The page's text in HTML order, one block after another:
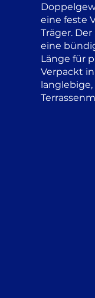
eine feste
Träger.
eine
Länge für
Verpackt